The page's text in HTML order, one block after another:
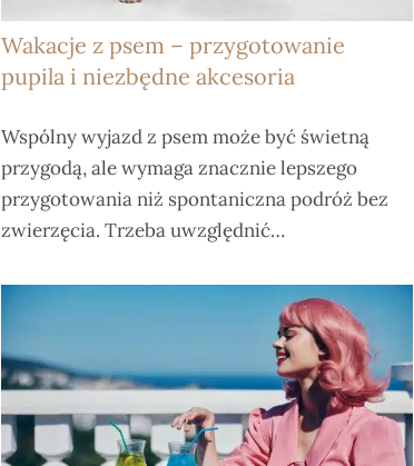
Wakacje z psem – przygotowanie
pupila i niezbędne akcesoria
Wspólny wyjazd z psem może być świetną
przygodą, ale wymaga znacznie lepszego
przygotowania niż spontaniczna podróż bez
zwierzęcia. Trzeba uwzględnić…